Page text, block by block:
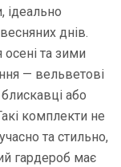
ідеально
днів.
та зими
— вельветові
або
комплекти не
та стильно,
гардероб має